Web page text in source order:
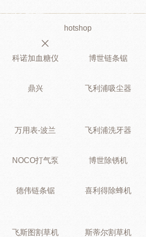
hotshop
科诺加血糖仪 博世链条锯
鼎兴 飞利浦吸尘器
万用表-波兰 飞利浦洗牙器
NOCO打气泵 博世除锈机
德伟链条锯 喜利得除蜂机
飞斯图割草机 斯蒂尔割草机